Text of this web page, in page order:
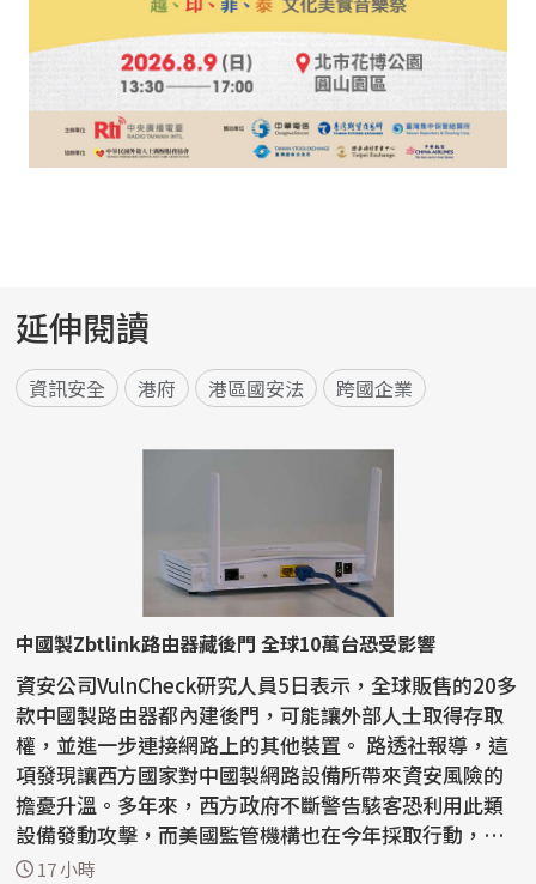
延伸閱讀
資訊安全 港府 港區國安法 跨國企業
中國製Zbtlink路由器藏後門 全球10萬台恐受影響
資安公司VulnCheck研究人員5日表示，全球販售的20多
款中國製路由器都內建後門，可能讓外部人士取得存取
權，並進一步連接網路上的其他裝置。 路透社報導，這
項發現讓西方國家對中國製網路設備所帶來資安風險的
擔憂升溫。多年來，西方政府不斷警告駭客恐利用此類
設備發動攻擊，而美國監管機構也在今年採取行動，限
制外國...
17 小時